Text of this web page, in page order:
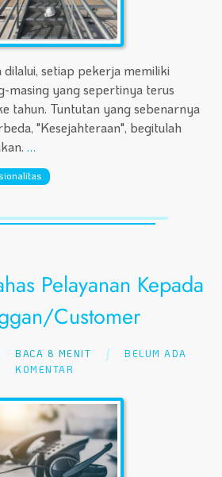
setiap pekerja memiliki
masing yang sepertinya terus
tahun. Tuntutan yang sebenarnya
"Kesejahteraan", begitulah
…
Pelayanan Kepada
Customer
BACA 8 MENIT
BELUM ADA
KOMENTAR